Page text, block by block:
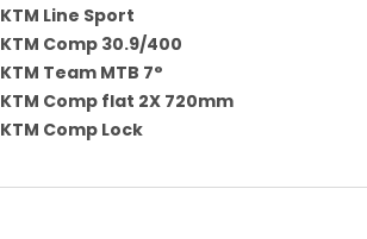
KTM Line Sport
KTM Comp 30.9/400
KTM Team MTB 7°
KTM Comp flat 2X 720mm
KTM Comp Lock